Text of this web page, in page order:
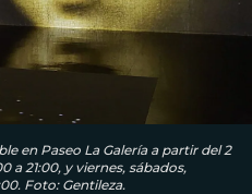
en Paseo La Galería a partir del 2
a 21:00, y viernes, sábados,
Foto: Gentileza.